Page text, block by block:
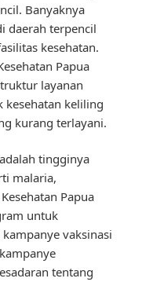
Banyaknya
daerah terpencil
kesehatan.
Papua
layanan
kesehatan keliling
kurang terlayani.
tingginya
malaria,
Papua
untuk
vaksinasi
tentang